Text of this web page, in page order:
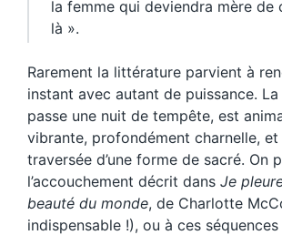
la femme qui deviendra mère de
là ».
Rarement la littérature parvient à
instant avec autant de puissance. La
passe une nuit de tempête, est
vibrante, profondément charnelle,
traversée d’une forme de sacré. On
l’accouchement décrit dans Je
beauté du monde, de Charlotte
indispensable !), ou à ces